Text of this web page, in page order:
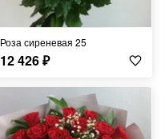
Роза сиреневая 25
12 426₽